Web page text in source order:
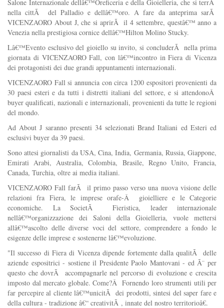
Salone Internazionale dellâ€™Oreficeria e della Gioielleria, che si terrÃ
nella cittÃ del Palladio e dellâ€™oro. A fare da anteprima sarÃ
VICENZAORO About J, che si aprirÃ il 4 settembre, questâ€™ anno a
Venezia nella prestigiosa cornice dellâ€™Hilton Molino Stucky.
Lâ€™Evento esclusivo del gioiello su invito, si concluderÃ nella prima
giornata di VICENZAORO Fall, con lâ€™incontro in Fiera di Vicenza
dei protagonisti dei due grandi appuntamenti internazionali.
VICENZAORO Fall si annuncia con circa 1200 espositori provenienti da
30 paesi esteri e da tutti i distretti italiani del settore, e si attendonoÂ
buyer qualificati, nazionali e internazionali, provenienti da tutte le regioni
del mondo.
Ad About J saranno presenti 34 selezionati Brand Italiani ed Esteri ed
esclusivi buyer da 39 paesi.
Sono attesi giornalisti da USA, Cina, India, Germania, Russia, Giappone,
Emirati Arabi, Australia, Colombia, Brasile, Regno Unito, Francia,
Canada, Turchia, oltre ai media italiani.
VICENZAORO Fall farÃ il primo passo verso una nuova visione delle
relazioni fra Fiera, le imprese orafe-Â gioielliere e le Categorie
economiche. La SocietÃ Fieristica, leader internazionale
nellâ€™organizzazione dei Saloni della Gioielleria, vuole mettersi
allâ€™ascolto delle diverse voci del settore, comprendere a fondo le
esigenze delle imprese e sostenerne lâ€™evoluzione.
"Il successo di Fiera di Vicenza dipende fortemente dalla qualitÃ delle
aziende espositrici - sostiene il Presidente Paolo Mantovani - ed Ã¨ per
questo che dovrÃ accompagnarle nel percorso di evoluzione e crescita
imposto dal mercato globale. Come?Â Fornendo loro strumenti utili per
far percepire al cliente lâ€™unicitÃ dei prodotti, sintesi del saper fare e
della cultura - tradizione â€“ creativitÃ , innate del nostro territorioâ€.